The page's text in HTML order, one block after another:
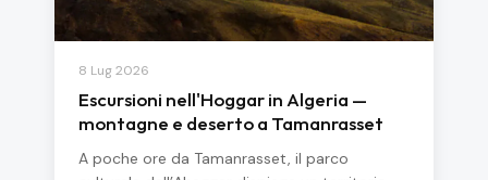
8 Lug 2026
Escursioni nell'Hoggar in Algeria —
montagne e deserto a Tamanrasset
A poche ore da Tamanrasset, il parco